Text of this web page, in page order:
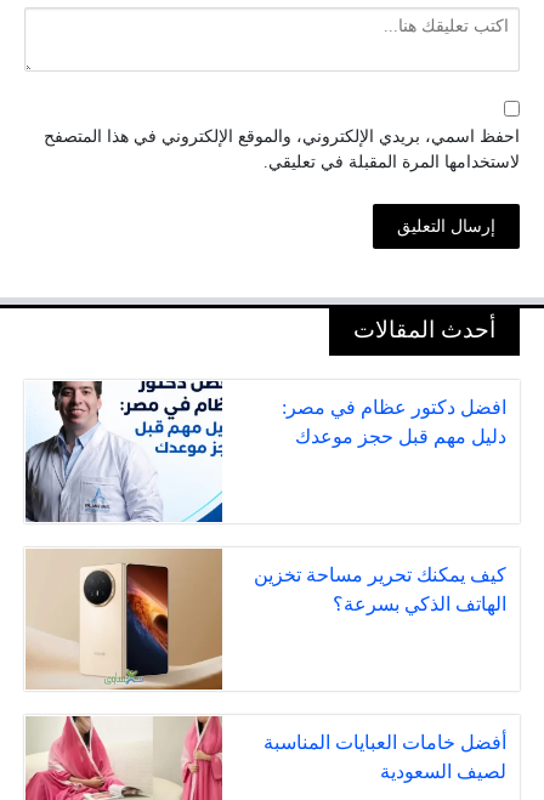
احفظ اسمي، بريدي الإلكتروني، والموقع الإلكتروني في هذا المتصفح
لاستخدامها المرة المقبلة في تعليقي.
أحدث المقالات
افضل دكتور عظام في مصر:
دليل مهم قبل حجز موعدك
كيف يمكنك تحرير مساحة تخزين
الهاتف الذكي بسرعة؟
أفضل خامات العبايات المناسبة
لصيف السعودية